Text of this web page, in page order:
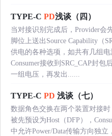
TYPE-C PD浅谈（四）
当对接识别完成后，Provider会
脚位上送出Source Capability（
供电的各种选项，如共有几组
Consumer接收到SRC_CAP封
一组电压，再发出......
TYPE-C PD 浅谈（七）
数据角色交换在两个装置对接
被先预设为Host（DFP），
中允许Power/Data传输方向独立